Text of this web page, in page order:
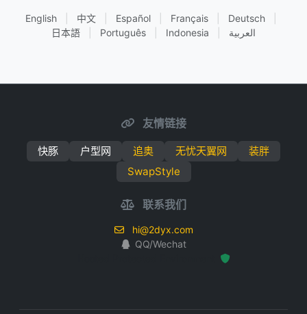
English 中文 Español Français Deutsch
日本語
Português Indonesia العربية
友情链接
快豚 户型网 追奥 无忧天翼网
装胖
SwapStyle
联系我们
hi@2dyx.com
QQ/Wechat